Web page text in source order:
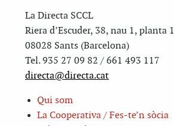
La Directa SCCL
Riera d’Escuder, 38, nau 1, planta 1
08028 Sants (Barcelona)
Tel. 935 27 09 82 / 661 493 117
directa@directa.cat
Qui som
La Cooperativa / Fes-te’n sòcia